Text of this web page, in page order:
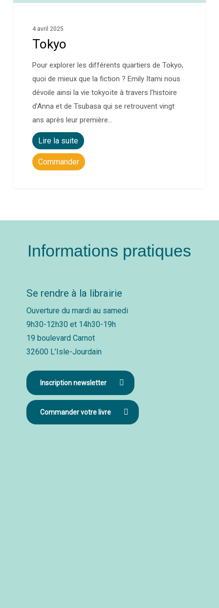
4 avril 2025
Tokyo
Pour explorer les différents quartiers de Tokyo,
quoi de mieux que la fiction ? Emily Itami nous
dévoile ainsi la vie tokyoïte à travers l’histoire
d’Anna et de Tsubasa qui se retrouvent vingt
ans après leur première…
Lire la suite
Commander
Informations pratiques
Se rendre à la librairie
Ouverture du mardi au samedi
9h30-12h30 et 14h30-19h
19 boulevard Carnot
32600 L’Isle-Jourdain
Inscription newsletter
Commander votre livre